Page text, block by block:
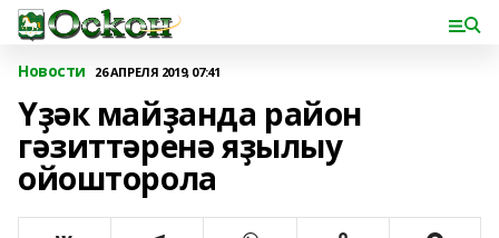
Новости 26 АПРЕЛЯ 2019, 07:41
Үҙәк майҙанда район
гәзиттәренә яҙылыу
ойошторола